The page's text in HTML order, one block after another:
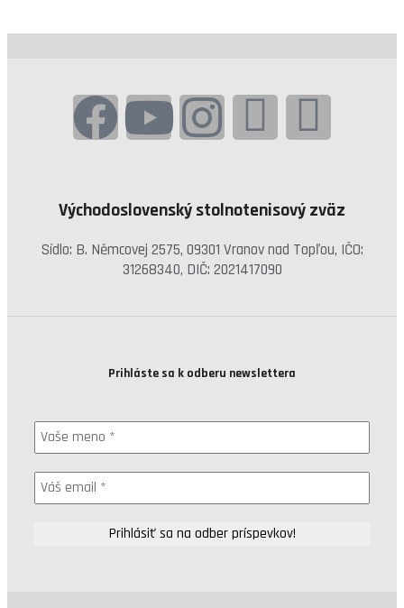
Východoslovenský stolnotenisový zväz
Sídlo: B. Němcovej 2575, 09301 Vranov nad Topľou, IČO:
31268340, DIČ: 2021417090
Prihláste sa k odberu newslettera